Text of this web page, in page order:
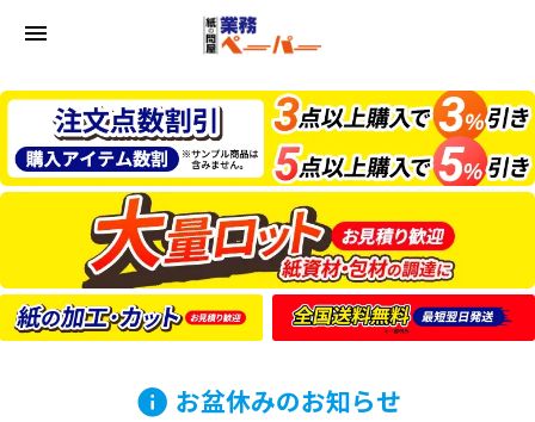
menu
info お盆休みのお知らせ